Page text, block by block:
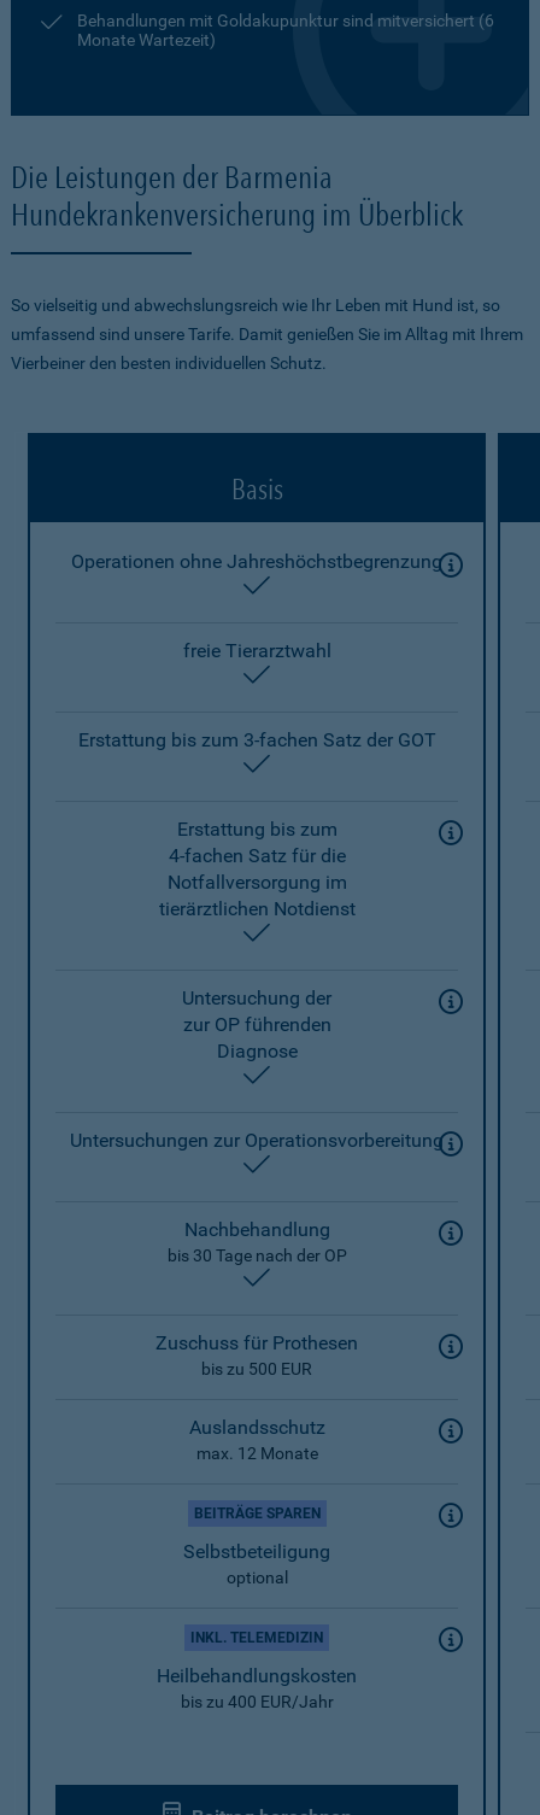
Behandlungen mit Goldakupunktur sind mitversichert (6
Monate Wartezeit)
Die Leistungen der Barmenia
Hundekrankenversicherung im Überblick
So vielseitig und abwechslungsreich wie Ihr Leben mit Hund ist, so
umfassend sind unsere Tarife. Damit genießen Sie im Alltag mit Ihrem
Vierbeiner den besten individuellen Schutz.
Basis
Operationen ohne Jahreshöchstbegrenzung
freie Tierarztwahl
Erstattung bis zum 3-fachen Satz der GOT
Erstattung bis zum
4-fachen Satz für die
Notfallversorgung im
tierärztlichen Notdienst
Untersuchung der
zur OP führenden
Diagnose
Untersuchungen zur Operationsvorbereitung
Nachbehandlung
bis 30 Tage nach der OP
Zuschuss für Prothesen
bis zu 500 EUR
Auslandsschutz
max. 12 Monate
BEITRÄGE SPAREN
Selbstbeteiligung
optional
INKL. TELEMEDIZIN
Heilbehandlungskosten
bis zu 400 EUR/Jahr